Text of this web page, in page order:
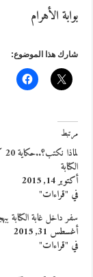
بوابة الأهرام
شارك هذا الموضوع:
مرتبط
الكتابة
أكتوبر 14, 2015
في "قراءات"
سفر داخل غابة الكتابة
أغسطس 31, 2015
في "قراءات"